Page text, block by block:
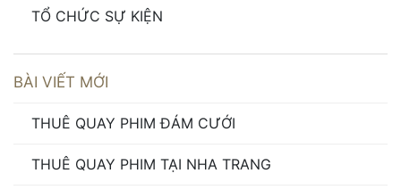
TỔ CHỨC SỰ KIỆN
BÀI VIẾT MỚI
THUÊ QUAY PHIM ĐÁM CƯỚI
THUÊ QUAY PHIM TẠI NHA TRANG